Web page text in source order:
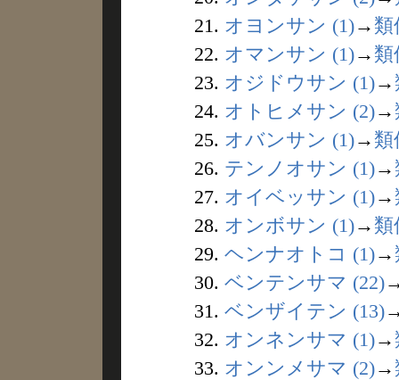
21. オヨンサン (1)→ 類
22. オマンサン (1)→ 類
23. オジドウサン (1)→
24. オトヒメサン (2)→
25. オバンサン (1)→ 類
26. テンノオサン (1)→
27. オイベッサン (1)→
28. オンボサン (1)→ 類
29. ヘンナオトコ (1)→
30. ベンテンサマ (22)
31. ベンザイテン (13)
32. オンネンサマ (1)→
33. オンンメサマ (2)→